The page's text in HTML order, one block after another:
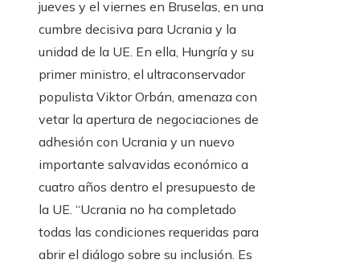
jueves y el viernes en Bruselas, en una
cumbre decisiva para Ucrania y la
unidad de la UE. En ella, Hungría y su
primer ministro, el ultraconservador
populista Viktor Orbán, amenaza con
vetar la apertura de negociaciones de
adhesión con Ucrania y un nuevo
importante salvavidas económico a
cuatro años dentro el presupuesto de
la UE. “Ucrania no ha completado
todas las condiciones requeridas para
abrir el diálogo sobre su inclusión. Es